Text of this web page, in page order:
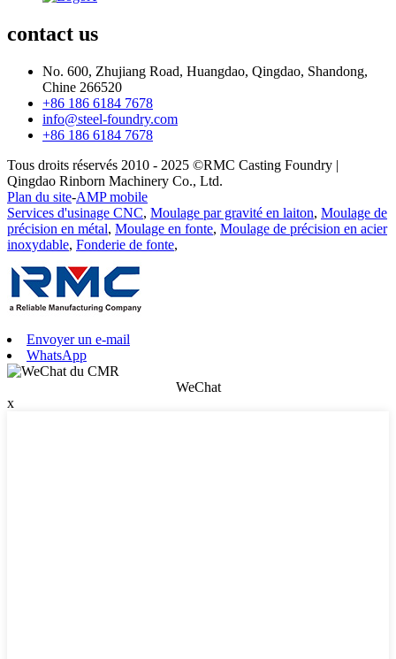
contact us
No. 600, Zhujiang Road, Huangdao, Qingdao, Shandong,
Chine 266520
+86 186 6184 7678
info@steel-foundry.com
+86 186 6184 7678
Tous droits réservés 2010 - 2025 ©RMC Casting Foundry |
Qingdao Rinborn Machinery Co., Ltd.
Plan du site-AMP mobile
Services d'usinage CNC, Moulage par gravité en laiton, Moulage de
précision en métal, Moulage en fonte, Moulage de précision en acier
inoxydable, Fonderie de fonte,
Envoyer un e-mail
WhatsApp
WeChat
x